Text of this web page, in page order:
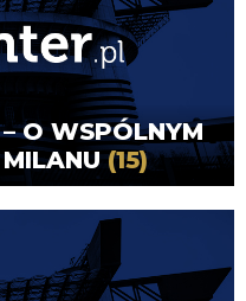
O WSPÓLNYM
MILANU(15)